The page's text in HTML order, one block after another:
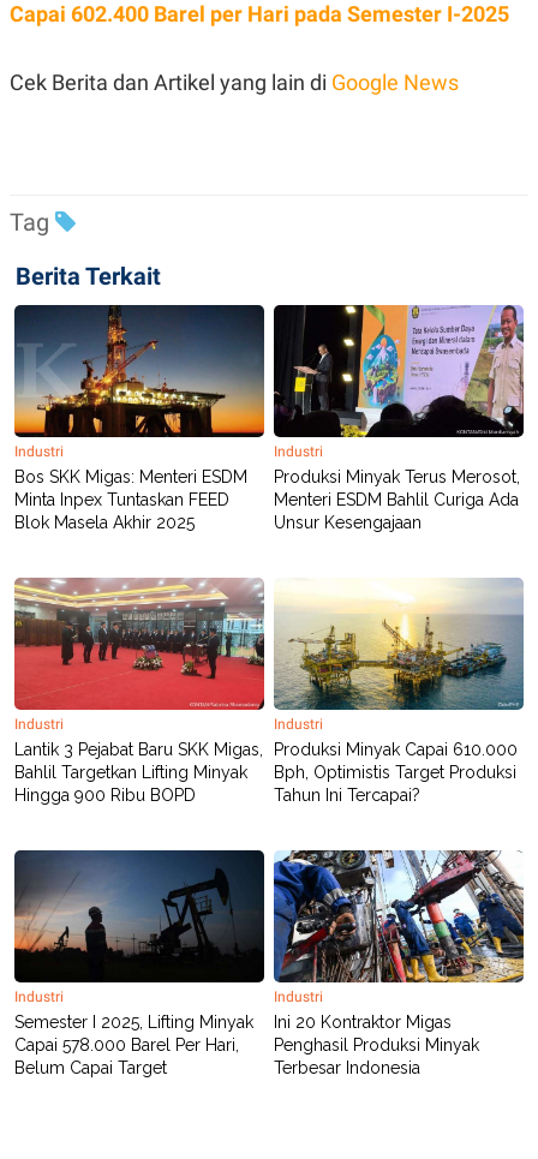
Capai 602.400 Barel per Hari pada Semester I-2025
Cek Berita dan Artikel yang lain di Google News
Tag
Berita Terkait
Industri
Bos SKK Migas: Menteri ESDM
Minta Inpex Tuntaskan FEED
Blok Masela Akhir 2025
Industri
Produksi Minyak Terus Merosot,
Menteri ESDM Bahlil Curiga Ada
Unsur Kesengajaan
Industri
Lantik 3 Pejabat Baru SKK Migas,
Bahlil Targetkan Lifting Minyak
Hingga 900 Ribu BOPD
Industri
Produksi Minyak Capai 610.000
Bph, Optimistis Target Produksi
Tahun Ini Tercapai?
Industri
Semester I 2025, Lifting Minyak
Capai 578.000 Barel Per Hari,
Belum Capai Target
Industri
Ini 20 Kontraktor Migas
Penghasil Produksi Minyak
Terbesar Indonesia